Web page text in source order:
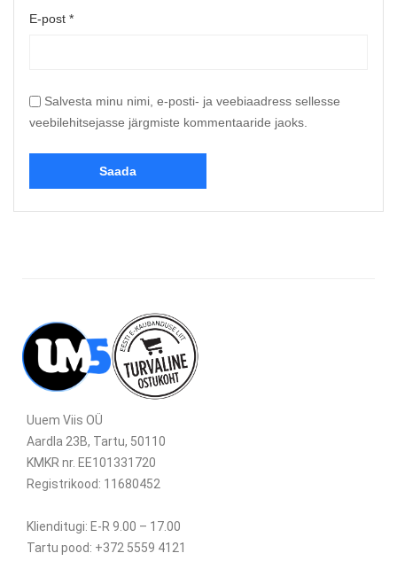
E-post *
Salvesta minu nimi, e-posti- ja veebiaadress sellesse
veebilehitsejasse järgmiste kommentaaride jaoks.
Uuem Viis OÜ
Aardla 23B, Tartu, 50110
KMKR nr. EE101331720
Registrikood: 11680452
Klienditugi: E-R 9.00 – 17.00
Tartu pood: +372 5559 4121